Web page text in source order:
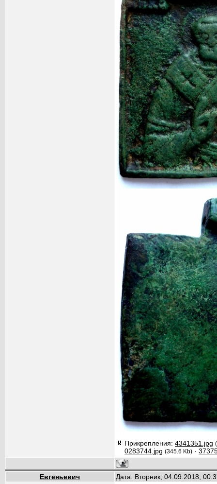
Прикрепления: 4341351.jpg
0283744.jpg (345.6 Kb) ·
Евгеньевич
Дата: Вторник, 04.09.2018,